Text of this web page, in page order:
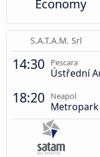
Economy
S.A.T.A.M. Srl
14:30 Pescara
Ústřední
18:20 Neapol